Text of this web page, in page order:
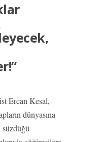
Ercan Kesal,
dünyasına